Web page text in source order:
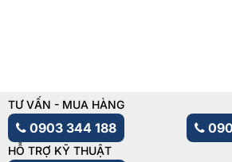
TƯ VẤN - MUA HÀNG
0903 344 188
HỖ TRỢ KỸ THUẬT